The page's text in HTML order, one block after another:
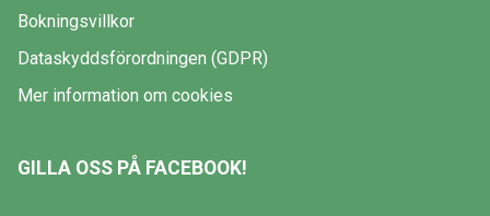
Bokningsvillkor
Dataskyddsförordningen (GDPR)
Mer information om cookies
GILLA OSS PÅ FACEBOOK!